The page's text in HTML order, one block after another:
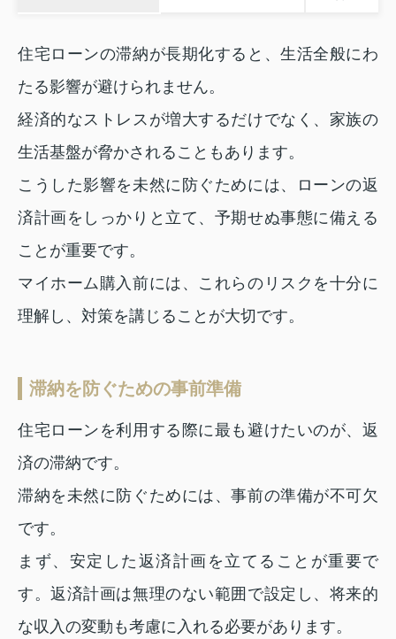
住宅ローンの滞納が長期化すると、生活全般にわ
たる影響が避けられません。
経済的なストレスが増大するだけでなく、家族の
生活基盤が脅かされることもあります。
こうした影響を未然に防ぐためには、ローンの返
済計画をしっかりと立て、予期せぬ事態に備える
ことが重要です。
マイホーム購入前には、これらのリスクを十分に
理解し、対策を講じることが大切です。
滞納を防ぐための事前準備
住宅ローンを利用する際に最も避けたいのが、返
済の滞納です。
滞納を未然に防ぐためには、事前の準備が不可欠
です。
まず、安定した返済計画を立てることが重要で
す。返済計画は無理のない範囲で設定し、将来的
な収入の変動も考慮に入れる必要があります。